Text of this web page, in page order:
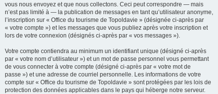
vous nous envoyez et que nous collectons. Ceci peut correspondre — mais
n’est pas limité à — la publication de messages en tant qu’utilisateur anonyme,
l’inscription sur « Office du tourisme de Topoldavie » (désignée ci-après par
« votre compte ») et les messages que vous publiez après votre inscription et
lors de votre connexion (désignés ci-après par « vos messages »).
Votre compte contiendra au minimum un identifiant unique (désigné ci-après
par « votre nom d’utilisateur ») et un mot de passe personnel vous permettant
de vous connecter à votre compte (désigné ci-après par « votre mot de
passe ») et une adresse de courriel personnelle. Les informations de votre
compte sur « Office du tourisme de Topoldavie » sont protégées par les lois de
protection des données applicables dans le pays qui héberge notre serveur.